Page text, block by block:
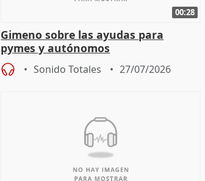
00:28
Gimeno sobre las ayudas para
pymes y autónomos
Sonido Totales 27/07/2026